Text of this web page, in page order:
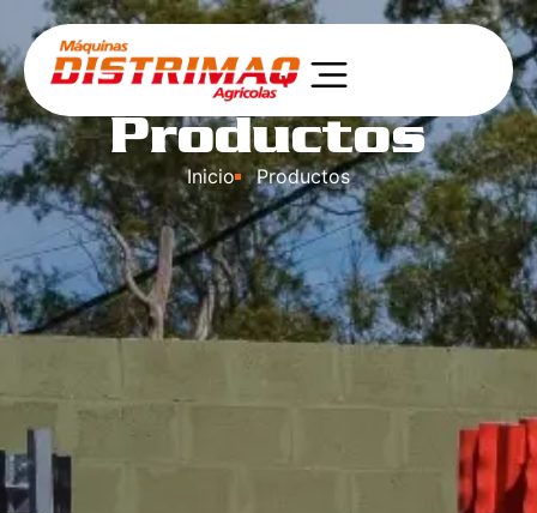
Productos
Inicio Productos